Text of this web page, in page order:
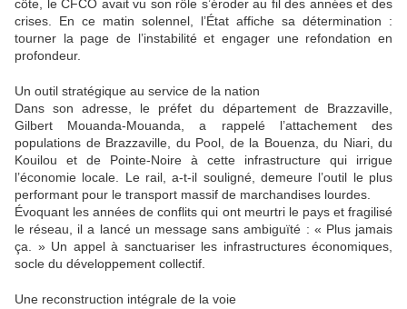
côte, le CFCO avait vu son rôle s’éroder au fil des années et des
crises. En ce matin solennel, l’État affiche sa détermination :
tourner la page de l’instabilité et engager une refondation en
profondeur.
Un outil stratégique au service de la nation
Dans son adresse, le préfet du département de Brazzaville,
Gilbert Mouanda-Mouanda, a rappelé l’attachement des
populations de Brazzaville, du Pool, de la Bouenza, du Niari, du
Kouilou et de Pointe-Noire à cette infrastructure qui irrigue
l’économie locale. Le rail, a-t-il souligné, demeure l’outil le plus
performant pour le transport massif de marchandises lourdes.
Évoquant les années de conflits qui ont meurtri le pays et fragilisé
le réseau, il a lancé un message sans ambiguïté : « Plus jamais
ça. » Un appel à sanctuariser les infrastructures économiques,
socle du développement collectif.
Une reconstruction intégrale de la voie